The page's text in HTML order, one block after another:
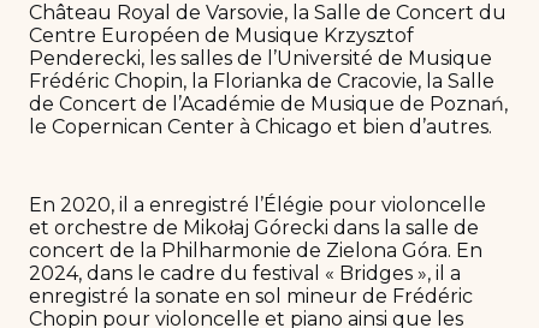
Château Royal de Varsovie, la Salle de Concert du
Centre Européen de Musique Krzysztof
Penderecki, les salles de l’Université de Musique
Frédéric Chopin, la Florianka de Cracovie, la Salle
de Concert de l’Académie de Musique de Poznań,
le Copernican Center à Chicago et bien d’autres.
En 2020, il a enregistré l’Élégie pour violoncelle
et orchestre de Mikołaj Górecki dans la salle de
concert de la Philharmonie de Zielona Góra. En
2024, dans le cadre du festival « Bridges », il a
enregistré la sonate en sol mineur de Frédéric
Chopin pour violoncelle et piano ainsi que les